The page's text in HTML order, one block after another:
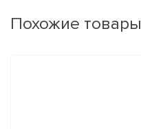
Похожие товары